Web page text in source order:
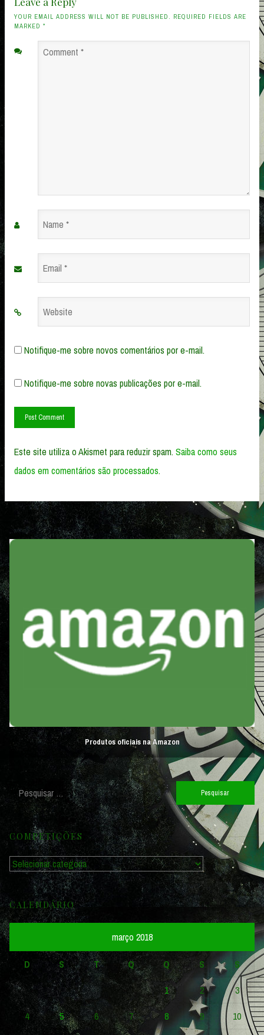
YOUR EMAIL ADDRESS WILL NOT BE PUBLISHED. REQUIRED FIELDS ARE
MARKED *
Comment
Name
Email
Website
Notifique-me sobre novos comentários por e-mail.
Notifique-me sobre novas publicações por e-mail.
Este site utiliza o Akismet para reduzir spam.Saiba como seus
dados em comentários são processados.
Produtos oficiais na Amazon
Pesquisar
por:
COMPETIÇÕES
Competições
CALENDÁRIO
março 2018
D S T Q Q S
S
1
2
3
4
5 6 7 8 9
10